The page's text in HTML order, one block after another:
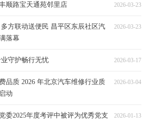
顺路宝天通苑邻里店 2026-03-23
方联动送便民 昌平区东辰社区汽
落幕
2026-03-23
守护畅行无忧 2026-03-17
车维修行业质
动
2026-03-04
委2025年度考评中被评为优秀党支
2026-01-13